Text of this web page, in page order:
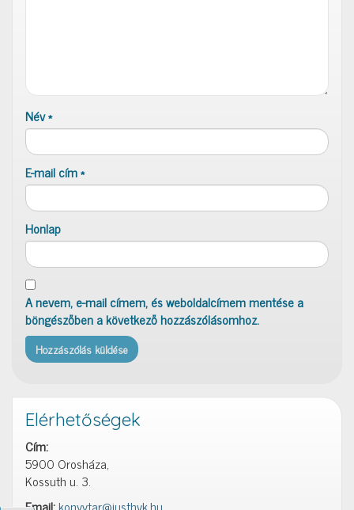
Név*
E-mail cím*
Honlap
A nevem, e-mail címem, és weboldalcímem mentése a
böngészőben a következő hozzászólásomhoz.
Elérhetőségek
Cím:
5900 Orosháza,
Kossuth u. 3.